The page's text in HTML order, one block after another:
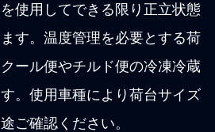
使用してできる限り正立状態
す。温度管理を必要とする荷
ール便やチルド便の冷凍冷蔵
。使用車種により荷台サイズ
ご確認ください。